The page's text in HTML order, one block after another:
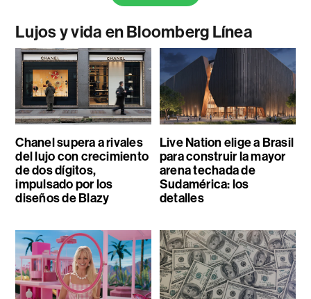
Lujos y vida en Bloomberg Línea
Chanel supera a rivales
del lujo con crecimiento
de dos dígitos,
impulsado por los
diseños de Blazy
Live Nation elige a Brasil
para construir la mayor
arena techada de
Sudamérica: los
detalles